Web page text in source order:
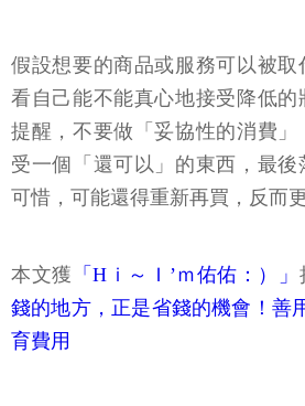
假設想要的商品或服務可以被
看自己能不能真心地接受降低
提醒，不要做「妥協性的消費
受一個「還可以」的東西，最後
可惜，可能還得重新再買，反而
本文獲 「Hｉ～Ｉ’ｍ佑佑：）」
錢的地方，正是省錢的機會！善
育費用